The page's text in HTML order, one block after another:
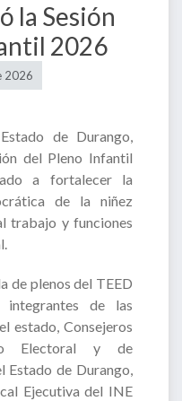
la Sesión
2026
2026
de Durango,
del Pleno Infantil
a fortalecer la
de la niñez
trabajo y funciones
de plenos del TEED
de las
estado, Consejeros
Electoral y de
Estado de Durango,
Ejecutiva del INE